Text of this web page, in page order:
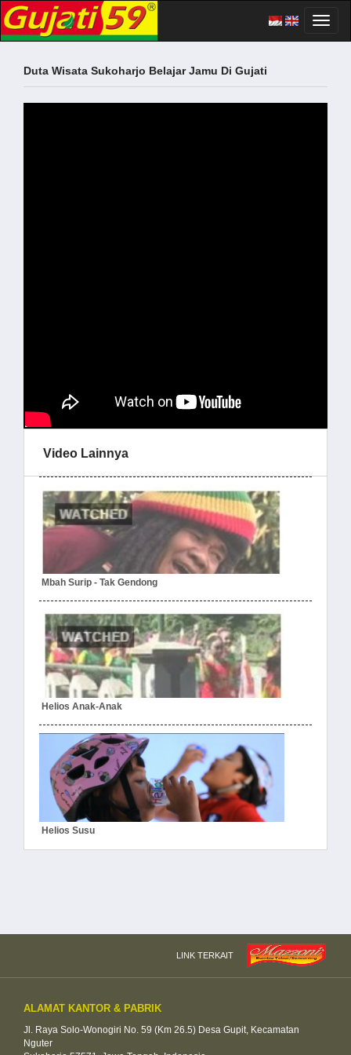
Duta Wisata Sukoharjo Belajar Jamu Di Gujati
Video Lainnya
Mbah Surip - Tak Gendong
Helios Anak-Anak
Helios Susu
LINK TERKAIT
ALAMAT KANTOR & PABRIK
Jl. Raya Solo-Wonogiri No. 59 (Km 26.5) Desa Gupit, Kecamatan
Nguter